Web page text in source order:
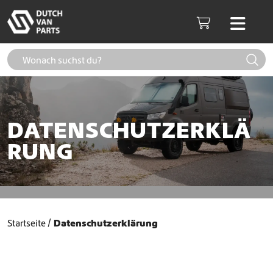
Cart
DATENSCHUTZERKLÄ
RUNG
Startseite Datenschutzerklärung